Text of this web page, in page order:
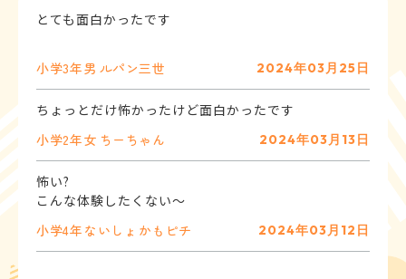
とても面白かったです
小学3年男 ルパン三世 2024年03月25日
ちょっとだけ怖かったけど面白かったです
小学2年女 ちーちゃん 2024年03月13日
怖い?
こんな体験したくない〜
小学4年 ないしょ かもピチ 2024年03月12日